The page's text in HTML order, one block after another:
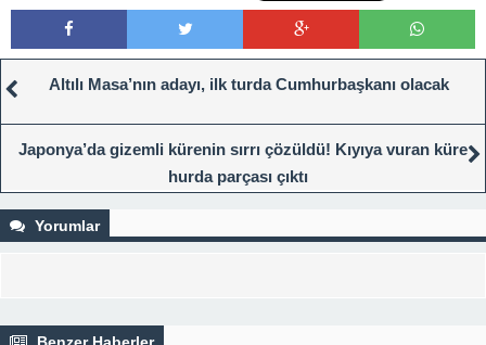
Altılı Masa’nın adayı, ilk turda Cumhurbaşkanı olacak
Japonya’da gizemli kürenin sırrı çözüldü! Kıyıya vuran küre
hurda parçası çıktı
Yorumlar